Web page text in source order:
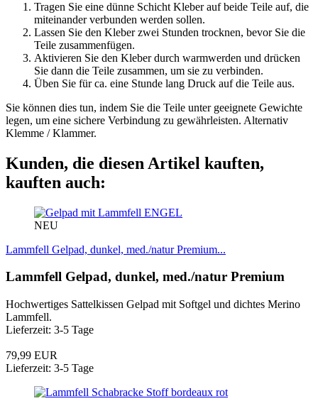
Tragen Sie eine dünne Schicht Kleber auf beide Teile auf, die
miteinander verbunden werden sollen.
Lassen Sie den Kleber zwei Stunden trocknen, bevor Sie die
Teile zusammenfügen.
Aktivieren Sie den Kleber durch warmwerden und drücken
Sie dann die Teile zusammen, um sie zu verbinden.
Üben Sie für ca. eine Stunde lang Druck auf die Teile aus.
Sie können dies tun, indem Sie die Teile unter geeignete Gewichte
legen, um eine sichere Verbindung zu gewährleisten. Alternativ
Klemme / Klammer.
Kunden, die diesen Artikel kauften,
kauften auch:
ENGEL
NEU
Lammfell Gelpad, dunkel, med./natur Premium...
Lammfell Gelpad, dunkel, med./natur Premium
Hochwertiges Sattelkissen Gelpad mit Softgel und dichtes Merino
Lammfell.
Lieferzeit: 3-5 Tage
79,99 EUR
Lieferzeit: 3-5 Tage